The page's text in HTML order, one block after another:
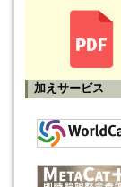
加えサービス